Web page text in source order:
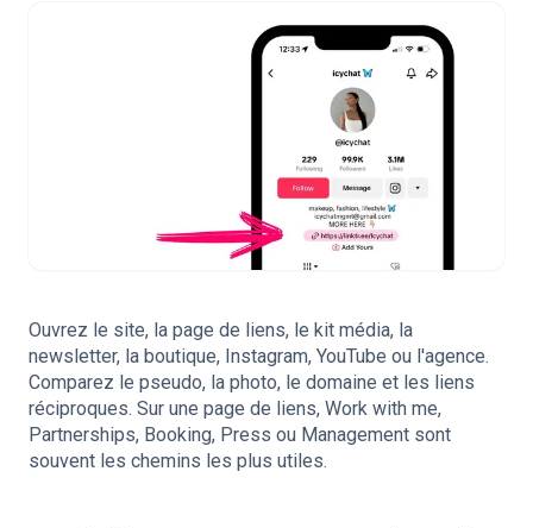
Ouvrez le site, la page de liens, le kit média, la
newsletter, la boutique, Instagram, YouTube ou l'agence.
Comparez le pseudo, la photo, le domaine et les liens
réciproques. Sur une page de liens, Work with me,
Partnerships, Booking, Press ou Management sont
souvent les chemins les plus utiles.